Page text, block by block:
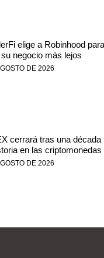
elige a Robinhood para
negocio más lejos
DE 2026
cerrará tras una década
en las criptomonedas
DE 2026